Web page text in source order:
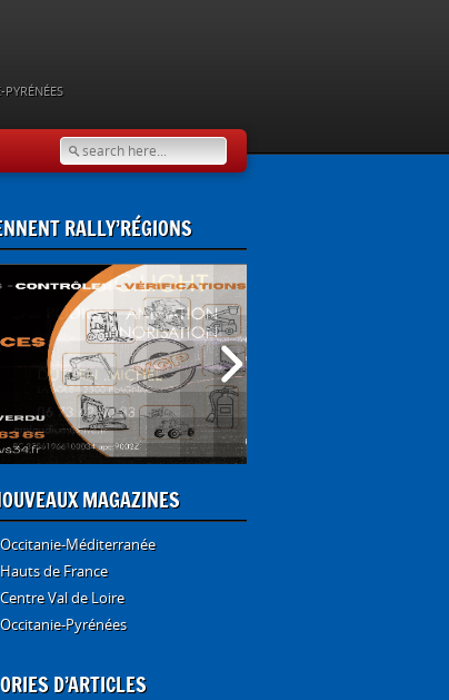
RALLY’RÉGIONS
MAGAZINES
Méditerranée
de France
Val de Loire
Pyrénées
D’ARTICLES